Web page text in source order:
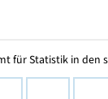
für Statistik in den